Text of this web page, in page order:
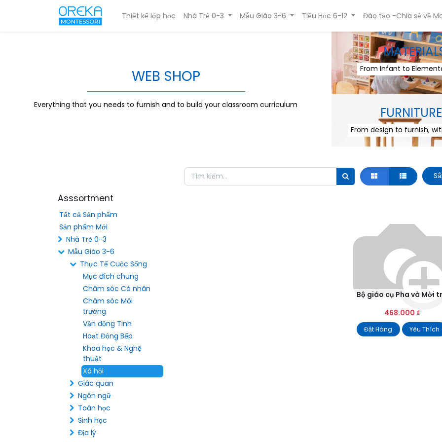
Thiết kế lớp học Nhà Trẻ 0-3 Mẫu Giáo 3-6 Tiểu Học 6-12 Đào tạo -Chia sẻ về
WEB SHOP
Everything that you needs to furnish and to build your classroom curriculum
From Infant to
From design to furnish,
Asssortment
Tất cả Sản phẩm
Sản phẩm Mới
Nhà Trẻ 0-3
Mẫu Giáo 3-6
Thực Tế Cuộc Sống
Mục đích chung
Chăm sóc Cá nhân
Chăm sóc Môi
trường
Vận động Tinh
Hoạt Động Bếp
Khoa học & Nghệ
thuật
Xã hội
Giác quan
Ngôn ngữ
Toán học
Sinh học
Địa lý
Bộ giáo cụ Pha và Mời
468.000 ₫
Đặt Hàng Yêu Thích